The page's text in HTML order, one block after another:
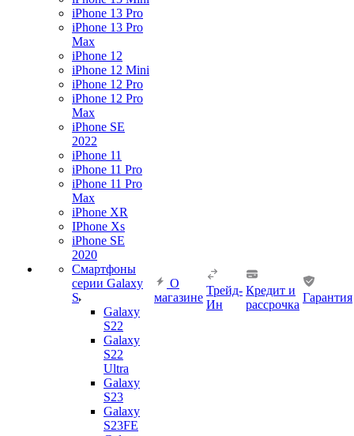
iPhone 13 Pro
iPhone 13 Pro
Max
iPhone 12
iPhone 12 Mini
iPhone 12 Pro
iPhone 12 Pro
Max
iPhone SE
2022
iPhone 11
iPhone 11 Pro
iPhone 11 Pro
Max
iPhone XR
IPhone Xs
iPhone SE
2020
Смартфоны
серии Galaxy
S
Galaxy
S22
Galaxy
S22
Ultra
Galaxy
S23
Galaxy
S23FE
О
магазине
Трейд-
Ин
Кредит и
рассрочка
Гарантия